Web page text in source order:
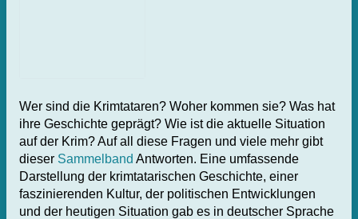
Wer sind die Krimtataren? Woher kommen sie? Was hat
ihre Geschichte geprägt? Wie ist die aktuelle Situation
auf der Krim? Auf all diese Fragen und viele mehr gibt
dieser Sammelband Antworten. Eine umfassende
Darstellung der krimtatarischen Geschichte, einer
faszinierenden Kultur, der politischen Entwicklungen
und der heutigen Situation gab es in deutscher Sprache